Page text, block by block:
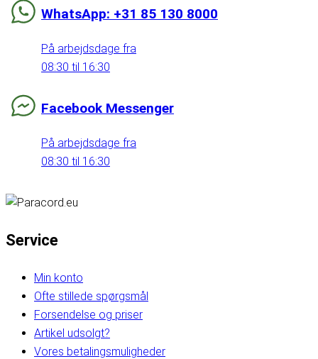
WhatsApp: +31 85 130 8000
På arbejdsdage fra
08:30 til 16:30
Facebook Messenger
På arbejdsdage fra
08:30 til 16:30
Service
Min konto
Ofte stillede spørgsmål
Forsendelse og priser
Artikel udsolgt?
Vores betalingsmuligheder